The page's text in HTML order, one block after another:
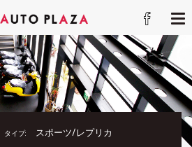
タイプ: スポーツ/レプリカ